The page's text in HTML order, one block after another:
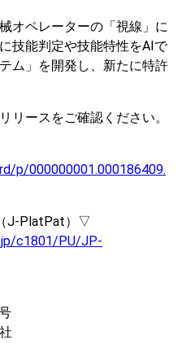
オペレーターの「視線」に
技能判定や技能特性をAIで
ム」を開発し、新たに特許
リースをご確認ください。
p/000000001.000186409.
J-PlatPat）▽
c1801/PU/JP-